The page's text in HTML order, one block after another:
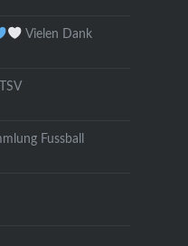
Vielen Dank
Fussball